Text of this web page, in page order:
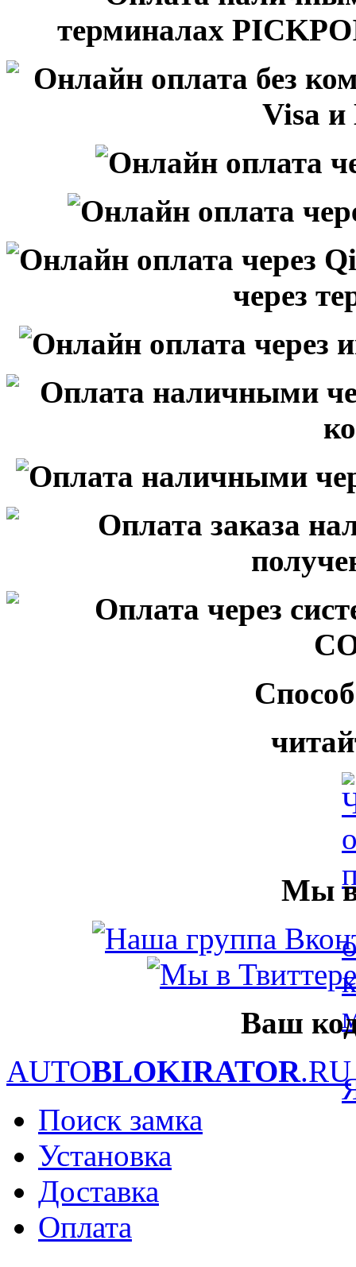
Мы в
Ваш
AUTOBLOKIRATOR.RU
Поиск замка
Установка
Доставка
Оплата